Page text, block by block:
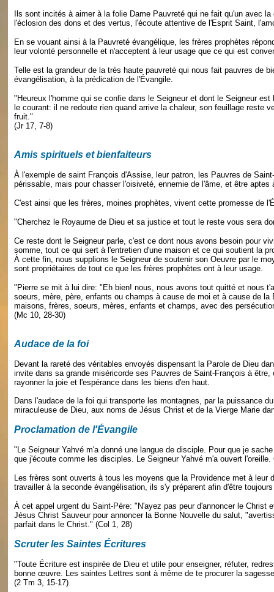
Ils sont incités à aimer à la folie Dame Pauvreté qui ne fait qu'un avec
l'éclosion des dons et des vertus, l'écoute attentive de l'Esprit Saint,
En se vouant ainsi à la Pauvreté évangélique, les frères prophètes
leur volonté personnelle et n'acceptent à leur usage que ce qui est
Telle est la grandeur de la très haute pauvreté qui nous fait pauvres de
évangélisation, à la prédication de l'Évangile.
"Heureux l'homme qui se confie dans le Seigneur et dont le Seigneur
le courant: il ne redoute rien quand arrive la chaleur, son feuillage
fruit."
(Jr 17, 7-8)
Amis spirituels et bienfaiteurs
À l'exemple de saint François d'Assise, leur patron, les Pauvres de
périssable, mais pour chasser l'oisiveté, ennemie de l'âme, et être aptes
C'est ainsi que les frères, moines prophètes, vivent cette promesse de
"Cherchez le Royaume de Dieu et sa justice et tout le reste vous sera
Ce reste dont le Seigneur parle, c'est ce dont nous avons besoin pour
somme, tout ce qui sert à l'entretien d'une maison et ce qui soutient la
À cette fin, nous supplions le Seigneur de soutenir son Oeuvre par le
sont propriétaires de tout ce que les frères prophètes ont à leur usage.
"Pierre se mit à lui dire: "Eh bien! nous, nous avons tout quitté et nous
soeurs, mère, père, enfants ou champs à cause de moi et à cause de
maisons, frères, soeurs, mères, enfants et champs, avec des
(Mc 10, 28-30)
Audace de la foi
Devant la rareté des véritables envoyés dispensant la Parole de Dieu
invite dans sa grande miséricorde ses Pauvres de Saint-François à
rayonner la joie et l'espérance dans les biens d'en haut.
Dans l'audace de la foi qui transporte les montagnes, par la puissance
miraculeuse de Dieu, aux noms de Jésus Christ et de la Vierge Marie
Proclamation de l'Évangile
"Le Seigneur Yahvé m'a donné une langue de disciple. Pour que je
que j'écoute comme les disciples. Le Seigneur Yahvé m'a ouvert
Les frères sont ouverts à tous les moyens que la Providence met à
travailler à la seconde évangélisation, ils s'y préparent afin d'être
À cet appel urgent du Saint-Père: "N'ayez pas peur d'annoncer le
Jésus Christ Sauveur pour annoncer la Bonne Nouvelle du salut,
parfait dans le Christ." (Col 1, 28)
Scruter les Saintes Écritures
"Toute Écriture est inspirée de Dieu et utile pour enseigner, réfuter,
bonne œuvre. Les saintes Lettres sont à même de te procurer la
(2 Tm 3, 15-17)